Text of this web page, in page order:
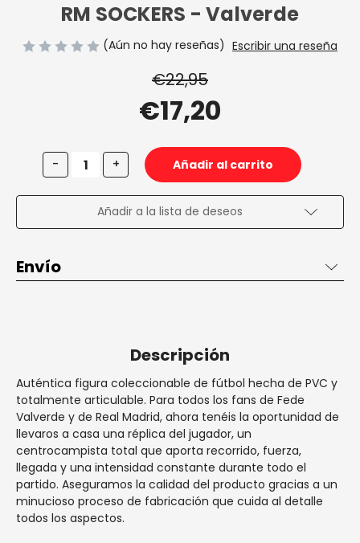
Descripción
Auténtica figura coleccionable de fútbol hecha de PVC y
totalmente articulable. Para todos los fans de Fede
Valverde y de Real Madrid, ahora tenéis la oportunidad de
llevaros a casa una réplica del jugador, un
centrocampista total que aporta recorrido, fuerza,
llegada y una intensidad constante durante todo el
partido. Aseguramos la calidad del producto gracias a un
minucioso proceso de fabricación que cuida al detalle
todos los aspectos.
RM SOCKERS - Valverde
(Aún no hay reseñas) Escribir una reseña
€22,95
€17,20
Disminuir
la
de
SOCKERS
-
- Aumentar
la
cantidad
de
RM
SOCKERS
-
+
Añadir a la lista de deseos
Envío